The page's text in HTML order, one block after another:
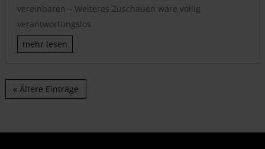
vereinbaren – Weiteres Zuschauen wäre völlig
verantwortungslos
mehr lesen
« Ältere Einträge